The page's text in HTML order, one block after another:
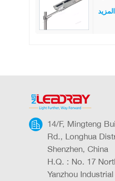
14/F, Mingteng
Rd., Longhua
Shenzhen, China
H.Q. : No. 17
Yanzhou